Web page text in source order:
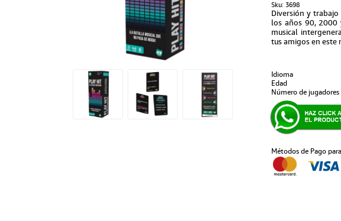
Sku: 3698
Diversión y
los años 90, 2000
musical
tus amigos en este
Idioma
Edad
Número de jugadores
Métodos de Pago